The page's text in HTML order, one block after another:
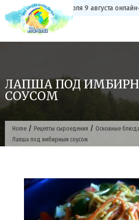
to
content
с 20 июля 9 августа
ЛАПША ПОД
СОУСОМ
Home / Рецепты сыроедения / Основные
Лапша под имбирным соусом